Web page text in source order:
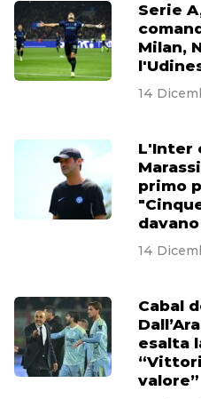
Serie
Milan,
14
L'Inter
primo
14
Cabal
esalta
valore”